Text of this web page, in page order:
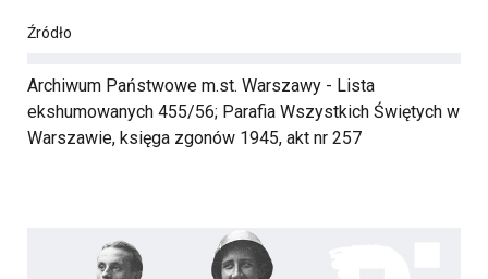
Źródło
Archiwum Państwowe m.st. Warszawy - Lista
ekshumowanych 455/56; Parafia Wszystkich Świętych w
Warszawie, księga zgonów 1945, akt nr 257